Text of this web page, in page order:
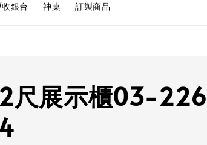
銀台 神桌 訂製商品
2尺展示櫃03-